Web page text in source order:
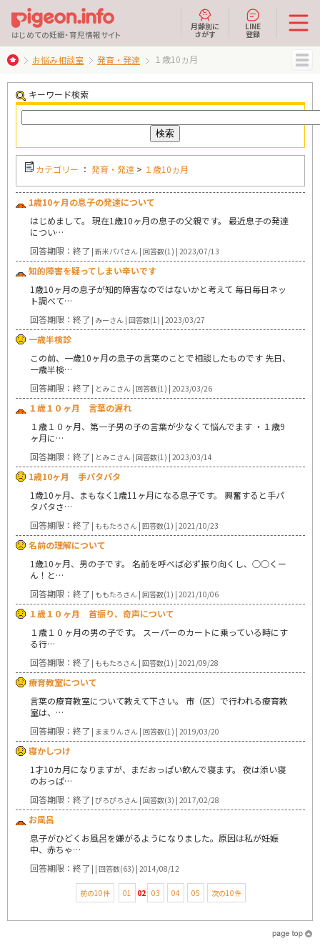
はじめての妊娠・育児情報サイト
月齢別に
さがす
LINE
登録
MENU
お悩み相談室 発育・発達 １歳10ヵ月
キーワード検索
カテゴリー ： 発育・発達 > １歳10ヵ月
1歳10ヶ月の息子の発達について
はじめまして。 現在1歳10ヶ月の息子の父親です。 最近息子の発達
につい…
回答期限：終了 | 新米パパさん | 回答数(1) | 2023/07/13
知的障害を疑ってしまい辛いです
1歳10ヶ月の息子が知的障害なのではないかと考えて 毎日毎日ネッ
ト調べて…
回答期限：終了 | みーさん | 回答数(1) | 2023/03/27
一歳半検診
この前、一歳10ヶ月の息子の言葉のことで相談したものです 先日、
一歳半検…
回答期限：終了 | とみこさん | 回答数(1) | 2023/03/26
１歳１０ヶ月 言葉の遅れ
１歳１０ヶ月、第一子男の子の言葉が少なくて悩んでます ・１歳9
ヶ月に…
回答期限：終了 | とみこさん | 回答数(1) | 2023/03/14
1歳10ヶ月 手パタパタ
1歳10ヶ月、まもなく1歳11ヶ月になる息子です。 興奮すると手パ
タパタさ…
回答期限：終了 | ももたろさん | 回答数(1) | 2021/10/23
名前の理解について
1歳10ヶ月、男の子です。 名前を呼べば必ず振り向くし、○○くー
ん！と…
回答期限：終了 | ももたろさん | 回答数(1) | 2021/10/06
１歳１０ヶ月 首振り、奇声について
１歳１０ヶ月の男の子です。 スーパーのカートに乗っている時にす
る行…
回答期限：終了 | ももたろさん | 回答数(1) | 2021/09/28
療育教室について
言葉の療育教室について教えて下さい。 市（区）で行われる療育教
室は、…
回答期限：終了 | ままりんさん | 回答数(1) | 2019/03/20
寝かしつけ
1才10カ月になりますが、まだおっぱい飲んで寝ます。 夜は添い寝
のおっぱ…
回答期限：終了 | ぴろぴろさん | 回答数(3) | 2017/02/28
お風呂
息子がひどくお風呂を嫌がるようになりました。原因は私が妊娠
中、赤ちゃ…
回答期限：終了 | | 回答数(63) | 2014/08/12
前の10件 01 02 03 04 05 次の10件